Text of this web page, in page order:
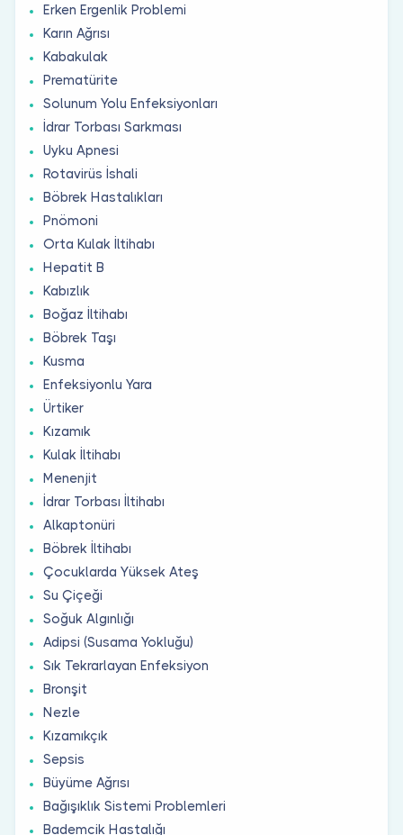
Erken Ergenlik Problemi
Karın Ağrısı
Kabakulak
Prematürite
Solunum Yolu Enfeksiyonları
İdrar Torbası Sarkması
Uyku Apnesi
Rotavirüs İshali
Böbrek Hastalıkları
Pnömoni
Orta Kulak İltihabı
Hepatit B
Kabızlık
Boğaz İltihabı
Böbrek Taşı
Kusma
Enfeksiyonlu Yara
Ürtiker
Kızamık
Kulak İltihabı
Menenjit
İdrar Torbası İltihabı
Alkaptonüri
Böbrek İltihabı
Çocuklarda Yüksek Ateş
Su Çiçeği
Soğuk Algınlığı
Adipsi (Susama Yokluğu)
Sık Tekrarlayan Enfeksiyon
Bronşit
Nezle
Kızamıkçık
Sepsis
Büyüme Ağrısı
Bağışıklık Sistemi Problemleri
Bademcik Hastalığı